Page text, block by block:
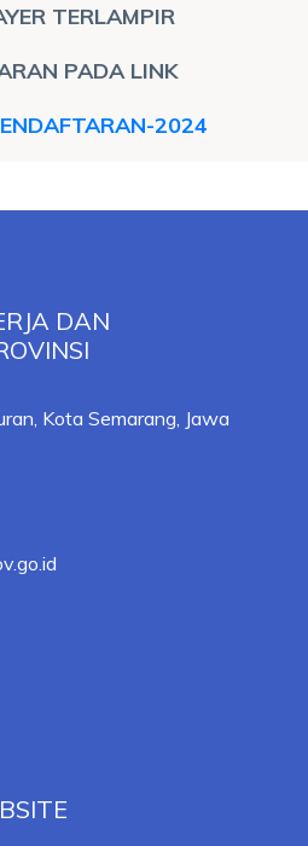
TERLAMPIR
PADA LINK
2024
DAN
Kota Semarang, Jawa